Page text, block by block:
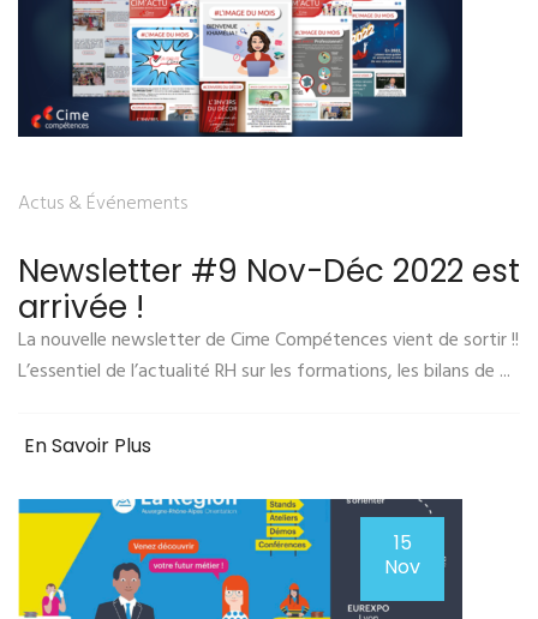
Actus & Événements
Newsletter #9 Nov-Déc 2022 est
arrivée !
La nouvelle newsletter de Cime Compétences vient de sortir !!
L’essentiel de l’actualité RH sur les formations, les bilans de ...
En Savoir Plus
15
Nov